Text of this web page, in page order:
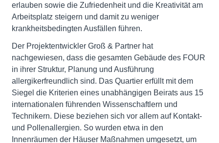
erlauben sowie die Zufriedenheit und die Kreativität am
Arbeitsplatz steigern und damit zu weniger
krankheitsbedingten Ausfällen führen.
Der Projektentwickler Groß & Partner hat
nachgewiesen, dass die gesamten Gebäude des FOUR
in ihrer Struktur, Planung und Ausführung
allergikerfreundlich sind. Das Quartier erfüllt mit dem
Siegel die Kriterien eines unabhängigen Beirats aus 15
internationalen führenden Wissenschaftlern und
Technikern. Diese beziehen sich vor allem auf Kontakt-
und Pollenallergien. So wurden etwa in den
Innenräumen der Häuser Maßnahmen umgesetzt, um